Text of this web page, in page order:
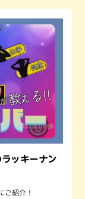
ッキーナン
ご紹介！